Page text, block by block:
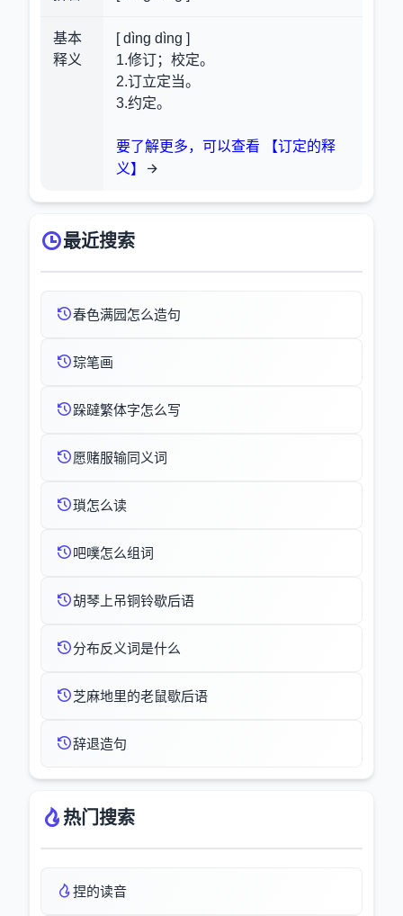
基本
释义
[ dìng dìng ]
1.修订；校定。
2.订立定当。
3.约定。
要了解更多，可以查看 【订定的释
义】
最近搜索
春色满园怎么造句
琮笔画
跺躂繁体字怎么写
愿赌服输同义词
瑣怎么读
吧噗怎么组词
胡琴上吊铜铃歇后语
分布反义词是什么
芝麻地里的老鼠歇后语
辞退造句
热门搜索
捏的读音